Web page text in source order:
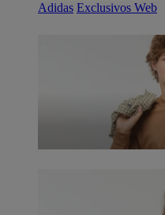
Adidas Exclusivos Web